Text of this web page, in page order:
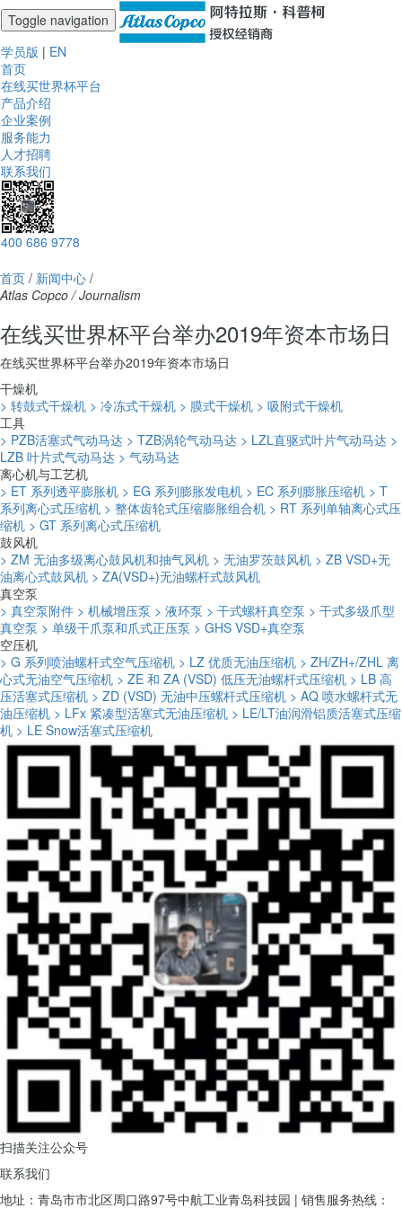
Toggle navigation
学员版 | EN
首页
在线买世界杯平台
产品介绍
企业案例
服务能力
人才招聘
联系我们
400 686 9778
首页 / 新闻中心 /
Atlas Copco / Journalism
在线买世界杯平台举办2019年资本市场日
在线买世界杯平台举办2019年资本市场日
干燥机
> 转鼓式干燥机 > 冷冻式干燥机 > 膜式干燥机 > 吸附式干燥机
工具
> PZB活塞式气动马达 > TZB涡轮气动马达 > LZL直驱式叶片气动马达 >
LZB 叶片式气动马达 > 气动马达
离心机与工艺机
> ET 系列透平膨胀机 > EG 系列膨胀发电机 > EC 系列膨胀压缩机 > T
系列离心式压缩机 > 整体齿轮式压缩膨胀组合机 > RT 系列单轴离心式压
缩机 > GT 系列离心式压缩机
鼓风机
> ZM 无油多级离心鼓风机和抽气风机 > 无油罗茨鼓风机 > ZB VSD+无
油离心式鼓风机 > ZA(VSD+)无油螺杆式鼓风机
真空泵
> 真空泵附件 > 机械增压泵 > 液环泵 > 干式螺杆真空泵 > 干式多级爪型
真空泵 > 单级干爪泵和爪式正压泵 > GHS VSD+真空泵
空压机
> G 系列喷油螺杆式空气压缩机 > LZ 优质无油压缩机 > ZH/ZH+/ZHL 离
心式无油空气压缩机 > ZE 和 ZA (VSD) 低压无油螺杆式压缩机 > LB 高
压活塞式压缩机 > ZD (VSD) 无油中压螺杆式压缩机 > AQ 喷水螺杆式无
油压缩机 > LFx 紧凑型活塞式无油压缩机 > LE/LT油润滑铝质活塞式压缩
机 > LE Snow活塞式压缩机
扫描关注公众号
联系我们
地址：青岛市市北区周口路97号中航工业青岛科技园 | 销售服务热线：